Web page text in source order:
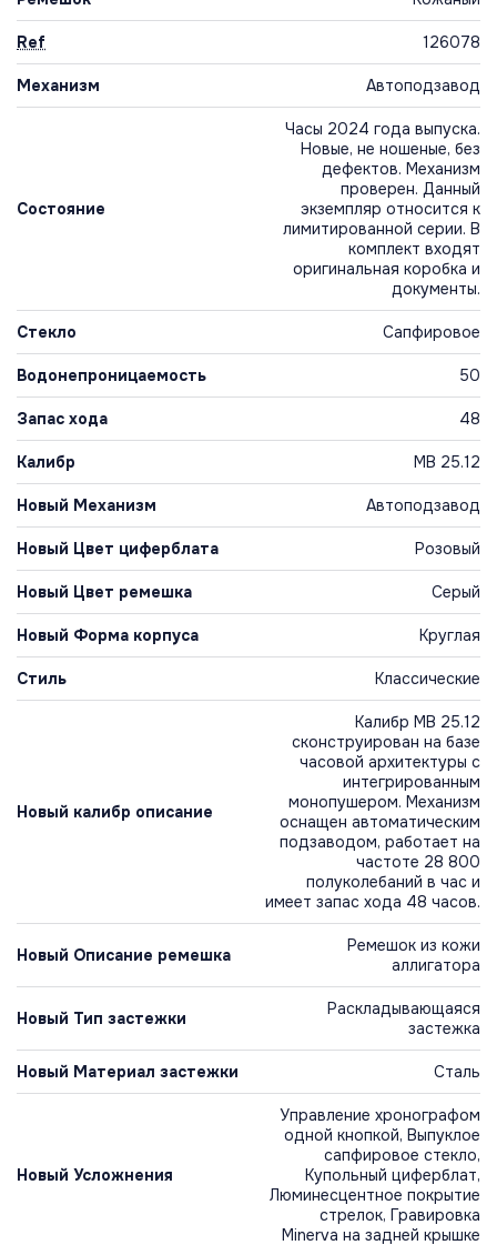
Ref 126078
Механизм Автоподзавод
Состояние
Часы 2024 года выпуска.
Новые, не ношеные, без
дефектов. Механизм
проверен. Данный
экземпляр относится к
лимитированной серии. В
комплект входят
оригинальная коробка и
документы.
Стекло Сапфировое
Водонепроницаемость 50
Запас хода 48
Калибр MB 25.12
Новый Механизм Автоподзавод
Новый Цвет циферблата Розовый
Новый Цвет ремешка Серый
Новый Форма корпуса Круглая
Стиль Классические
Новый калибр описание
Калибр MB 25.12
сконструирован на базе
часовой архитектуры с
интегрированным
монопушером. Механизм
оснащен автоматическим
подзаводом, работает на
частоте 28 800
полуколебаний в час и
имеет запас хода 48 часов.
Новый Описание ремешка
Ремешок из кожи
аллигатора
Новый Тип застежки
Раскладывающаяся
застежка
Новый Материал застежки Сталь
Новый Усложнения
Управление хронографом
одной кнопкой, Выпуклое
сапфировое стекло,
Купольный циферблат,
Люминесцентное покрытие
стрелок, Гравировка
Minerva на задней крышке